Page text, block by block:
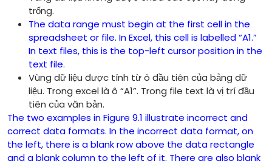
trống.
The data range must begin at the first cell in the
spreadsheet or file. In Excel, this cell is labelled “A1.”
In text files, this is the top-left cursor position in the
text file.
Vùng dữ liệu được tính từ ô đầu tiên của bảng dữ
liệu. Trong excel là ô “A1”. Trong file text là vị trí đầu
tiên của văn bản.
The two examples in Figure 9.1 illustrate incorrect and
correct data formats. In the incorrect data format, on
the left, there is a blank row above the data rectangle
and a blank column to the left of it. There are also blank